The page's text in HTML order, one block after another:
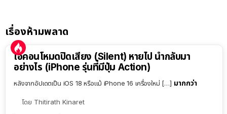
เรื่องห้ามพลาด
ไอคอนโหมดปิดเสียง (Silent) หายไป นำกลับมา
อย่างไร (iPhone รุ่นที่มีปุ่ม Action)
หลังจากอัปเดตเป็น iOS 18 หรือแม้ iPhone 16 เครื่องใหม่ […] มากกว่า
โดย Thitirath Kinaret